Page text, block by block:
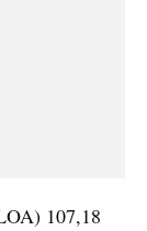
107,18